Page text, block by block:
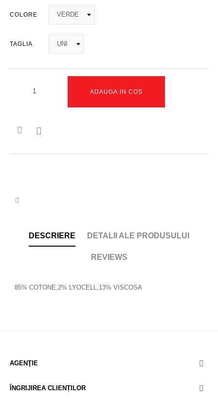
COLORE
TAGLIA
ADAUGA IN COS

DESCRIERE DETALII ALE PRODUSULUI
REVIEWS
85% COTONE,2% LYOCELL,13% VISCOSA
AGENŢIE 
ÎNGRIJIREA CLIENȚILOR 